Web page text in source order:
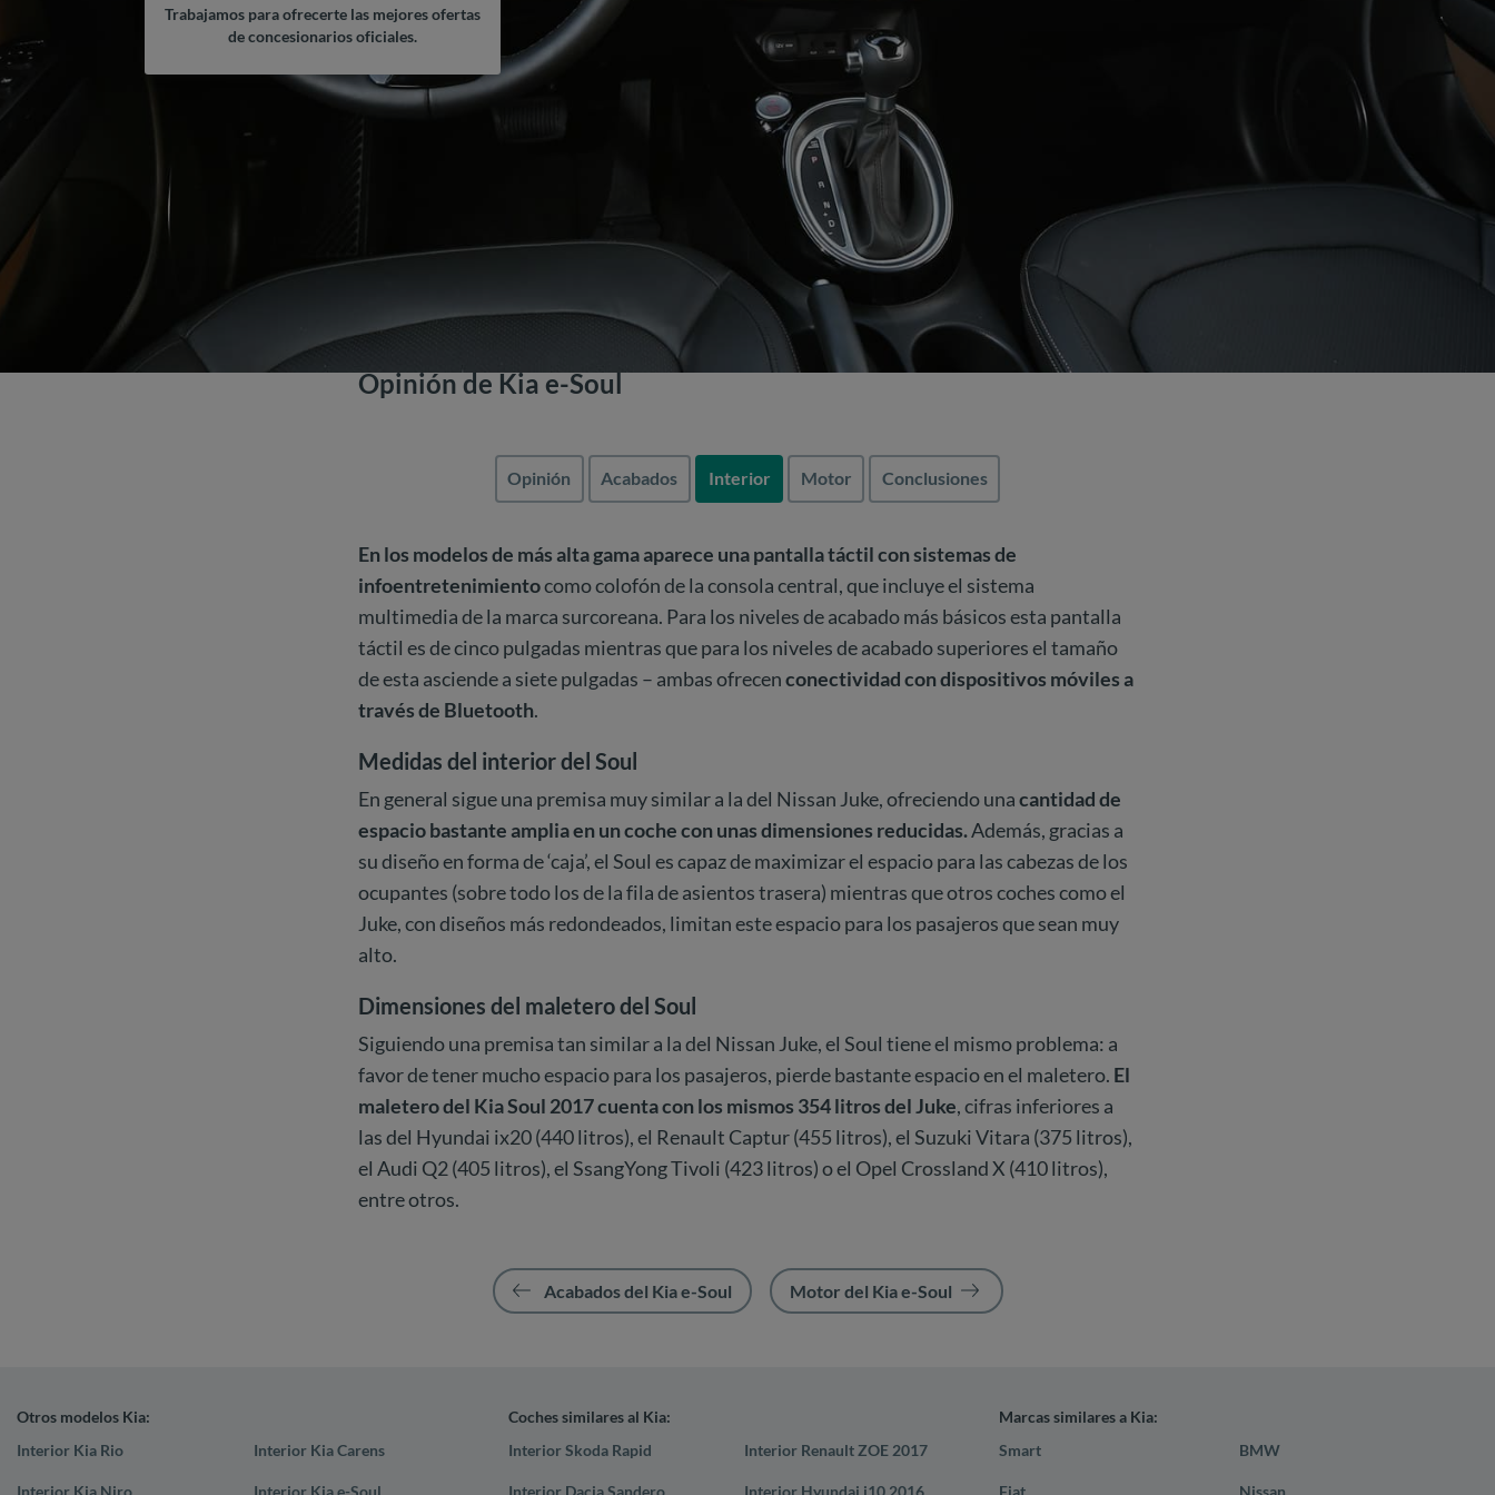
Trabajamos para ofrecerte las mejores ofertas
de concesionarios oficiales.
Opinión de Kia e-Soul
Opinión Acabados Interior Motor Conclusiones
En los modelos de más alta gama aparece una pantalla táctil con sistemas de
infoentretenimientocomo colofón de la consola central, que incluye el sistema
multimedia de la marca surcoreana. Para los niveles de acabado más básicos esta pantalla
táctil es de cinco pulgadas mientras que para los niveles de acabado superiores el tamaño
de esta asciende a siete pulgadas – ambas ofrecenconectividad con dispositivos móviles a
través de Bluetooth.
Medidas del interior del Soul
En general sigue una premisa muy similar a la del Nissan Juke, ofreciendo unacantidad de
espacio bastante amplia en un coche con unas dimensiones reducidas.Además, gracias a
su diseño en forma de ‘caja’, el Soul es capaz de maximizar el espacio para las cabezas de los
ocupantes (sobre todo los de la fila de asientos trasera) mientras que otros coches como el
Juke, con diseños más redondeados, limitan este espacio para los pasajeros que sean muy
alto.
Dimensiones del maletero del Soul
Siguiendo una premisa tan similar a la del Nissan Juke, el Soul tiene el mismo problema: a
favor de tener mucho espacio para los pasajeros, pierde bastante espacio en el maletero. El
maletero del Kia Soul 2017 cuenta con los mismos 354 litros del Juke, cifras inferiores a
las del Hyundai ix20 (440 litros), el Renault Captur (455 litros), el Suzuki Vitara (375 litros),
el Audi Q2 (405 litros), el SsangYong Tivoli (423 litros) o el Opel Crossland X (410 litros),
entre otros.
Acabados del Kia e-Soul Motor del Kia e-Soul
Otros modelos Kia:
Interior Kia Rio
Interior Kia Carens
Interior Kia Niro Interior Kia e-Soul
Coches similares al Kia:
Interior Skoda Rapid
Interior Renault ZOE 2017
Interior Dacia Sandero Interior Hyundai i10 2016
Marcas similares a Kia:
Smart
BMW
Fiat Nissan